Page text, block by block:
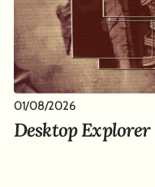
01/08/2026
Desktop Explorer